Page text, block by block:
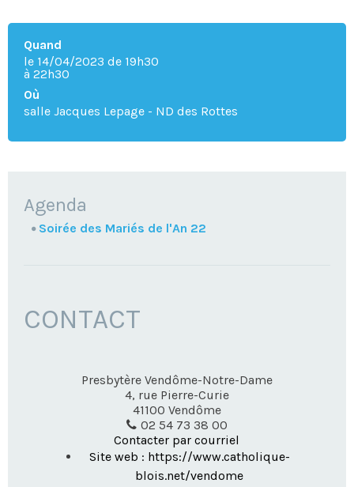
Quand
le 14/04/2023 de 19h30
à 22h30
Où
salle Jacques Lepage - ND des Rottes
NAVIGATION
Agenda
Soirée des Mariés de l'An 22
CONTACT
Presbytère Vendôme-Notre-Dame
4, rue Pierre-Curie
41100 Vendôme
02 54 73 38 00
Contacter par courriel
Site web : https://www.catholique-
blois.net/vendome